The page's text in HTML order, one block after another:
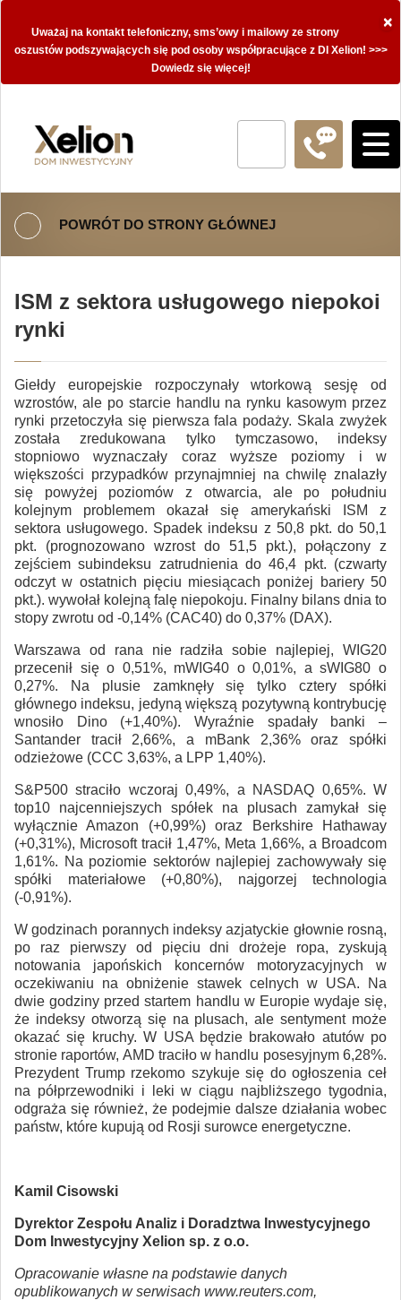
×
Uważaj na kontakt telefoniczny, sms’owy i mailowy ze strony
oszustów podszywających się pod osoby współpracujące z DI Xelion! >>>
Dowiedz się więcej!
POWRÓT DO STRONY GŁÓWNEJ
ISM z sektora usługowego niepokoi
rynki
Giełdy europejskie rozpoczynały wtorkową sesję od
wzrostów, ale po starcie handlu na rynku kasowym przez
rynki przetoczyła się pierwsza fala podaży. Skala zwyżek
została zredukowana tylko tymczasowo, indeksy
stopniowo wyznaczały coraz wyższe poziomy i w
większości przypadków przynajmniej na chwilę znalazły
się powyżej poziomów z otwarcia, ale po południu
kolejnym problemem okazał się amerykański ISM z
sektora usługowego. Spadek indeksu z 50,8 pkt. do 50,1
pkt. (prognozowano wzrost do 51,5 pkt.), połączony z
zejściem subindeksu zatrudnienia do 46,4 pkt. (czwarty
odczyt w ostatnich pięciu miesiącach poniżej bariery 50
pkt.). wywołał kolejną falę niepokoju. Finalny bilans dnia to
stopy zwrotu od -0,14% (CAC40) do 0,37% (DAX).
Warszawa od rana nie radziła sobie najlepiej, WIG20
przecenił się o 0,51%, mWIG40 o 0,01%, a sWIG80 o
0,27%. Na plusie zamknęły się tylko cztery spółki
głównego indeksu, jedyną większą pozytywną kontrybucję
wnosiło Dino (+1,40%). Wyraźnie spadały banki –
Santander tracił 2,66%, a mBank 2,36% oraz spółki
odzieżowe (CCC 3,63%, a LPP 1,40%).
S&P500 straciło wczoraj 0,49%, a NASDAQ 0,65%. W
top10 najcenniejszych spółek na plusach zamykał się
wyłącznie Amazon (+0,99%) oraz Berkshire Hathaway
(+0,31%), Microsoft tracił 1,47%, Meta 1,66%, a Broadcom
1,61%. Na poziomie sektorów najlepiej zachowywały się
spółki materiałowe (+0,80%), najgorzej technologia
(-0,91%).
W godzinach porannych indeksy azjatyckie głownie rosną,
po raz pierwszy od pięciu dni drożeje ropa, zyskują
notowania japońskich koncernów motoryzacyjnych w
oczekiwaniu na obniżenie stawek celnych w USA. Na
dwie godziny przed startem handlu w Europie wydaje się,
że indeksy otworzą się na plusach, ale sentyment może
okazać się kruchy. W USA będzie brakowało atutów po
stronie raportów, AMD traciło w handlu posesyjnym 6,28%.
Prezydent Trump rzekomo szykuje się do ogłoszenia ceł
na półprzewodniki i leki w ciągu najbliższego tygodnia,
odgraża się również, że podejmie dalsze działania wobec
państw, które kupują od Rosji surowce energetyczne.
Kamil Cisowski
Dyrektor Zespołu Analiz i Doradztwa Inwestycyjnego
Dom Inwestycyjny Xelion sp. z o.o.
Opracowanie własne na podstawie danych
opublikowanych w serwisach www.reuters.com,